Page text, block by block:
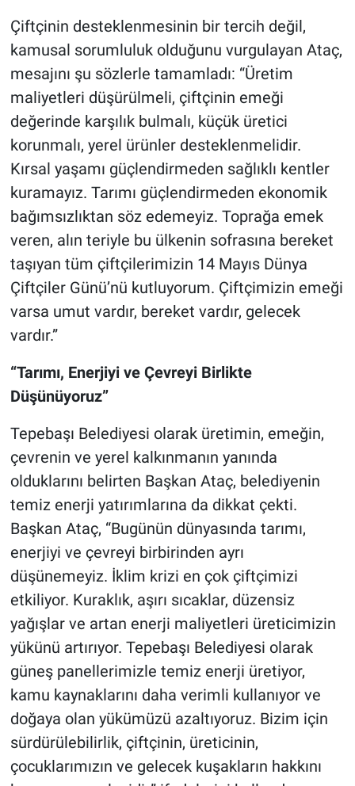
Çiftçinin desteklenmesinin bir tercih değil,
kamusal sorumluluk olduğunu vurgulayan Ataç,
mesajını şu sözlerle tamamladı: “Üretim
maliyetleri düşürülmeli, çiftçinin emeği
değerinde karşılık bulmalı, küçük üretici
korunmalı, yerel ürünler desteklenmelidir.
Kırsal yaşamı güçlendirmeden sağlıklı kentler
kuramayız. Tarımı güçlendirmeden ekonomik
bağımsızlıktan söz edemeyiz. Toprağa emek
veren, alın teriyle bu ülkenin sofrasına bereket
taşıyan tüm çiftçilerimizin 14 Mayıs Dünya
Çiftçiler Günü’nü kutluyorum. Çiftçimizin emeği
varsa umut vardır, bereket vardır, gelecek
vardır.”
“Tarımı, Enerjiyi ve Çevreyi Birlikte
Düşünüyoruz”
Tepebaşı Belediyesi olarak üretimin, emeğin,
çevrenin ve yerel kalkınmanın yanında
olduklarını belirten Başkan Ataç, belediyenin
temiz enerji yatırımlarına da dikkat çekti.
Başkan Ataç, “Bugünün dünyasında tarımı,
enerjiyi ve çevreyi birbirinden ayrı
düşünemeyiz. İklim krizi en çok çiftçimizi
etkiliyor. Kuraklık, aşırı sıcaklar, düzensiz
yağışlar ve artan enerji maliyetleri üreticimizin
yükünü artırıyor. Tepebaşı Belediyesi olarak
güneş panellerimizle temiz enerji üretiyor,
kamu kaynaklarını daha verimli kullanıyor ve
doğaya olan yükümüzü azaltıyoruz. Bizim için
sürdürülebilirlik, çiftçinin, üreticinin,
çocuklarımızın ve gelecek kuşakların hakkını